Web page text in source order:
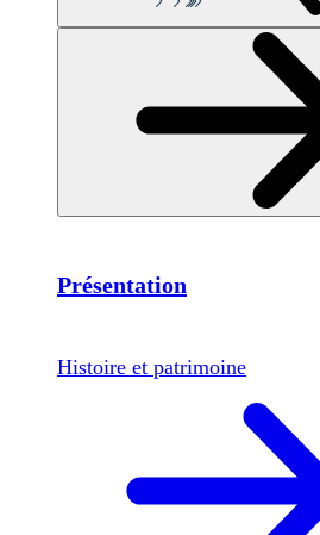
Présentation
Histoire et patrimoine